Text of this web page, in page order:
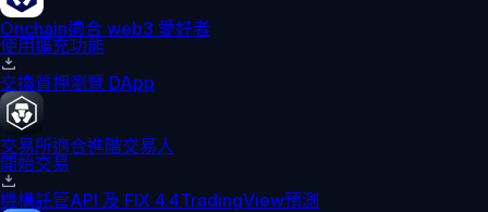
Onchain適合 web3 愛好者
使用擴充功能
交換質押瀏覽 DApp
交易所適合進階交易人
開始交易
機構託管API 及 FIX 4.4TradingView預測